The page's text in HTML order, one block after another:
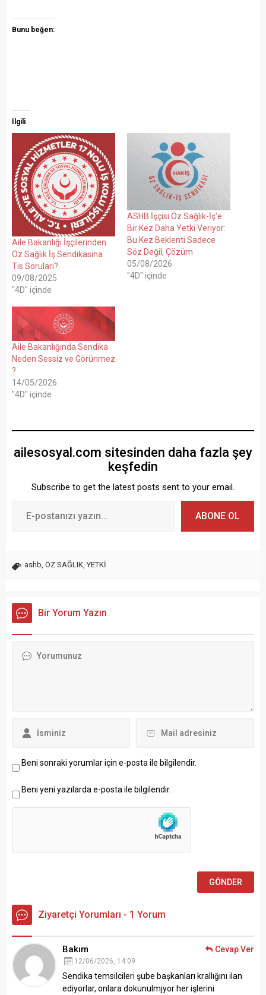
Bunu beğen:
İlgili
Aile Bakanlığı İşçilerinden
Öz Sağlık İş Sendikasına
Tis Soruları?
09/08/2025
"4D" içinde
ASHB İşçisi Öz Sağlık-İş’e
Bir Kez Daha Yetki Veriyor:
Bu Kez Beklenti Sadece
Söz Değil, Çözüm
05/08/2026
"4D" içinde
Aile Bakanlığında Sendika
Neden Sessiz ve Görünmez
?
14/05/2026
"4D" içinde
ailesosyal.com sitesinden daha fazla şey
keşfedin
Subscribe to get the latest posts sent to your email.
ABONE OL
ashb ÖZ SAĞLIK YETKİ
Bir Yorum Yazın
Beni sonraki yorumlar için e-posta ile bilgilendir.
Beni yeni yazılarda e-posta ile bilgilendir.
Ziyaretçi Yorumları - 1 Yorum
Bakım
12/06/2026, 14:09
Sendika temsilcileri şube başkanları krallığını ilan
ediyorlar, onlara dokunulmjyor her işlerini
Cevap Ver